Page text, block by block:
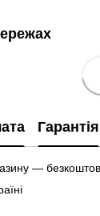
Гарантія
—